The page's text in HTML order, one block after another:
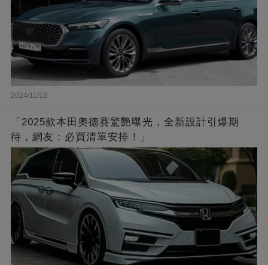
2024/11/18
「2025款本田奧德賽驚艷曝光，全新設計引爆期
待，網友：必買清單安排！」